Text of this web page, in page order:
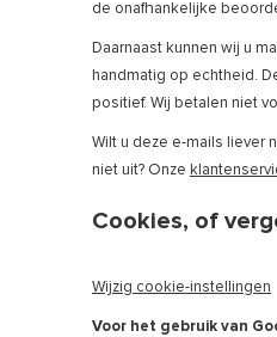
de onafhankelijke
Daarnaast kunnen wij u
handmatig op echtheid.
positief. Wij betalen niet
Wilt u deze e-mails liever
niet uit? Onze
Cookies, of
Wijzig cookie-instellingen
Voor het gebruik van